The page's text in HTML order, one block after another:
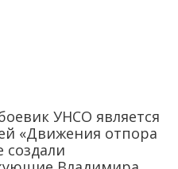
УНСО является
«Движения отпора
создали